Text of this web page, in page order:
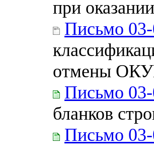
при
Письмо
отмены
Письмо
бланков
Письмо